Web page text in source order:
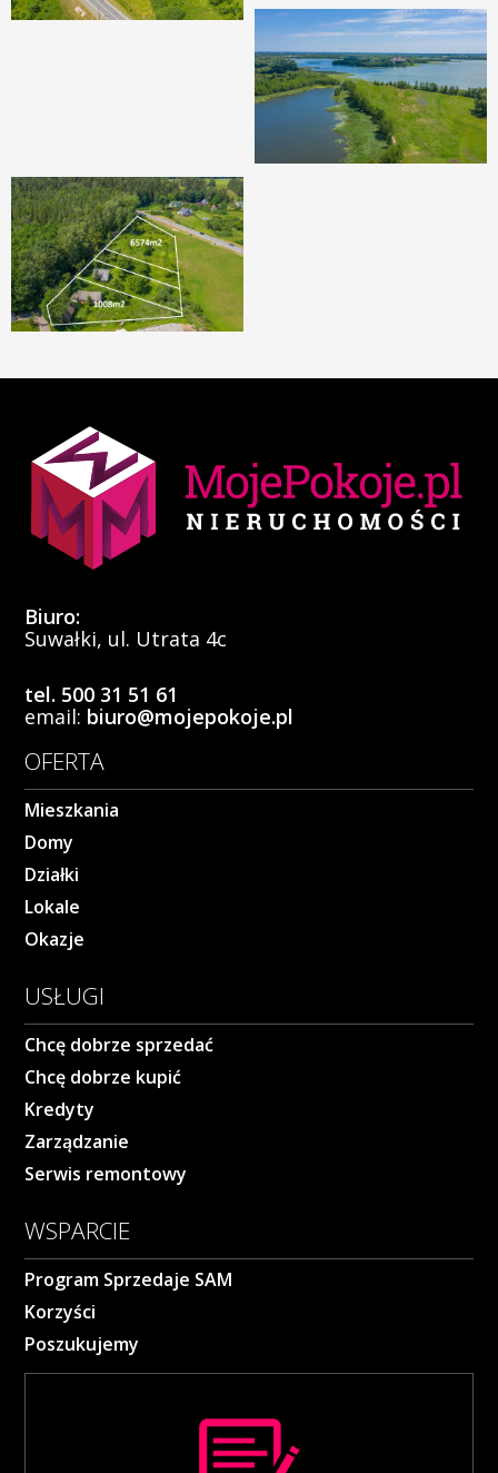
Biuro:
Suwałki, ul. Utrata 4c
tel. 500 31 51 61
email: biuro@mojepokoje.pl
OFERTA
Mieszkania
Domy
Działki
Lokale
Okazje
USŁUGI
Chcę dobrze sprzedać
Chcę dobrze kupić
Kredyty
Zarządzanie
Serwis remontowy
WSPARCIE
Program Sprzedaje SAM
Korzyści
Poszukujemy